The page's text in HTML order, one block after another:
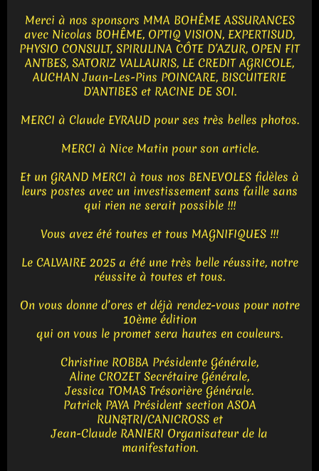
Merci à nos sponsors MMA BOHÊME ASSURANCES
avec Nicolas BOHÊME, OPTIQ VISION, EXPERTISUD,
PHYSIO CONSULT, SPIRULINA CÔTE D’AZUR, OPEN FIT
ANTBES, SATORIZ VALLAURIS, LE CREDIT AGRICOLE,
AUCHAN Juan-Les-Pins POINCARE, BISCUITERIE
D'ANTIBES et RACINE DE SOI.
MERCI à Claude EYRAUD pour ses très belles photos.
MERCI à Nice Matin pour son article.
Et un GRAND MERCI à tous nos BENEVOLES fidèles à
leurs postes avec un investissement sans faille sans
qui rien ne serait possible !!!
Vous avez été toutes et tous MAGNIFIQUES !!!
Le CALVAIRE 2025 a été une très belle réussite, notre
réussite à toutes et tous.
On vous donne d’ores et déjà rendez-vous pour notre
10ème édition
qui on vous le promet sera hautes en couleurs.
Christine ROBBA Présidente Générale,
Aline CROZET Secrétaire Générale,
Jessica TOMAS Trésorière Générale.
Patrick PAYA Président section ASOA
RUN&TRI/CANICROSS et
Jean-Claude RANIERI Organisateur de la
manifestation.